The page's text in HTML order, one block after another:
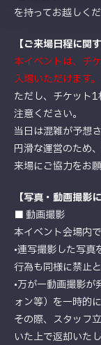
を持ってお越しくだ
【ご来場日程に関
本イベントは、チ
入場いただけます。
ただし、チケット
注意ください。
当日は混雑が予想さ
円滑な運営のため
来場にご協力をお
【写真・動画撮影
■ 動画撮影
本イベント会場内
•連写撮影した写
行為も同様に禁止
•万が一動画撮影が
ォン等）を一時的
その際、スタッフ
いた上で返却いた